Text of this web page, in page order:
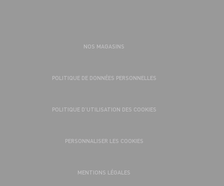
NOS MAGASINS
POLITIQUE DE DONNÉES PERSONNELLES
POLITIQUE D’UTILISATION DES COOKIES
PERSONNALISER LES COOKIES
MENTIONS LÉGALES